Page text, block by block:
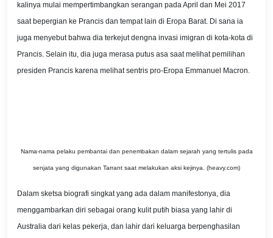
kalinya mulai mempertimbangkan serangan pada April dan Mei 2017
saat bepergian ke Prancis dan tempat lain di Eropa Barat. Di sana ia
juga menyebut bahwa dia terkejut dengna invasi imigran di kota-kota di
Prancis. Selain itu, dia juga merasa putus asa saat melihat pemilihan
presiden Prancis karena melihat sentris pro-Eropa Emmanuel Macron.
Nama-nama pelaku pembantai dan penembakan dalam sejarah yang tertulis pada
senjata yang digunakan Tarrant saat melakukan aksi kejinya. (heavy.com)
Dalam sketsa biografi singkat yang ada dalam manifestonya, dia
menggambarkan diri sebagai orang kulit putih biasa yang lahir di
Australia dari kelas pekerja, dan lahir dari keluarga berpenghasilan